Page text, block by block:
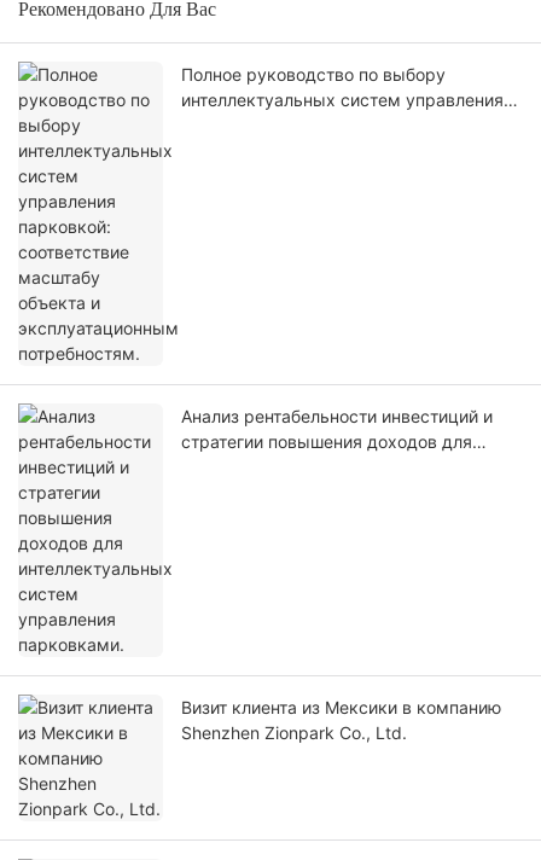
Рекомендовано Для Вас
Полное руководство по выбору
интеллектуальных систем управления
Анализ рентабельности инвестиций и
стратегии повышения доходов для
Визит клиента из Мексики в компанию
Shenzhen Zionpark Co., Ltd.